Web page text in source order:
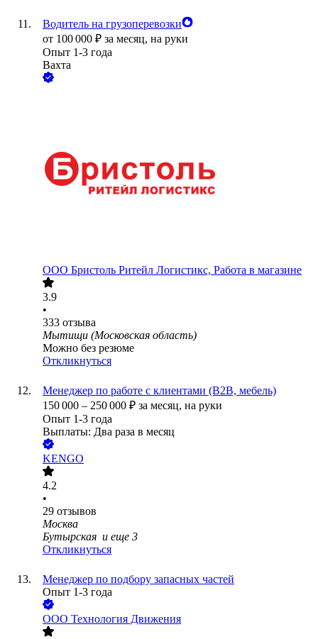
Водитель на грузоперевозки
от 100 000 ₽ за месяц, на руки
Опыт 1-3 года
Вахта
ООО Бристоль Ритейл Логистикс, Работа в магазине
3.9
•
333 отзыва
Мытищи (Московская область)
Можно без резюме
Откликнуться
Менеджер по работе с клиентами (B2B, мебель)
150 000 – 250 000 ₽ за месяц, на руки
Опыт 1-3 года
Выплаты: Два раза в месяц
KENGO
4.2
•
29 отзывов
Москва
Бутырская и еще 3
Откликнуться
Менеджер по подбору запасных частей
Опыт 1-3 года
ООО Технология Движения